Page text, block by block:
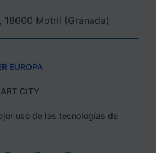
18600 Motril (Granada)​
EUROPA
CITY
uso de las tecnologías de